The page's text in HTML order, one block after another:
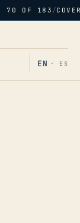
70 OF 183 /
EN · ES